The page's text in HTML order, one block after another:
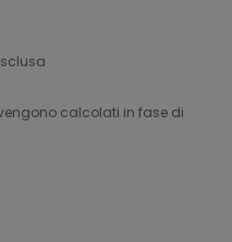
calcolati in fase di